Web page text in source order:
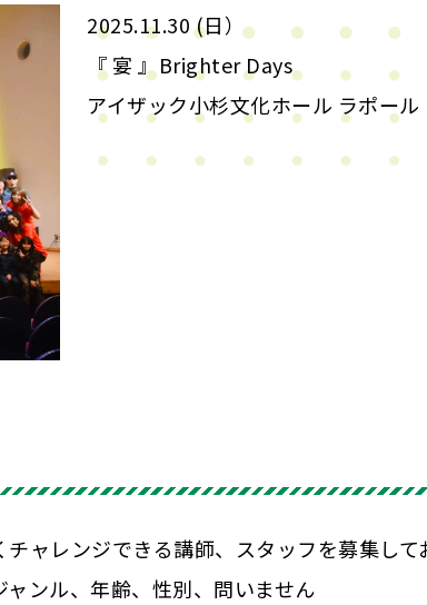
2025.11.30 (日）
『 宴 』Brighter Days
アイザック小杉文化ホール ラポール
ャレンジできる講師、スタッフを募集して
ャンル、年齢、性別、問いません